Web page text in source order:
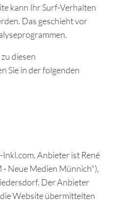
kann Ihr Surf-Verhalten
Das geschieht vor
diesen
Sie in der folgenden
Anbieter ist René
Neue Medien Münnich"),
Der Anbieter
Website übermittelten